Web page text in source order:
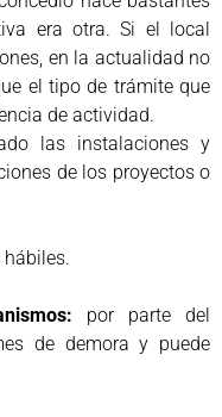
era otra. Si el local
en la actualidad no
el tipo de trámite que
de actividad.
las instalaciones y
de los proyectos o
por parte del
de demora y puede